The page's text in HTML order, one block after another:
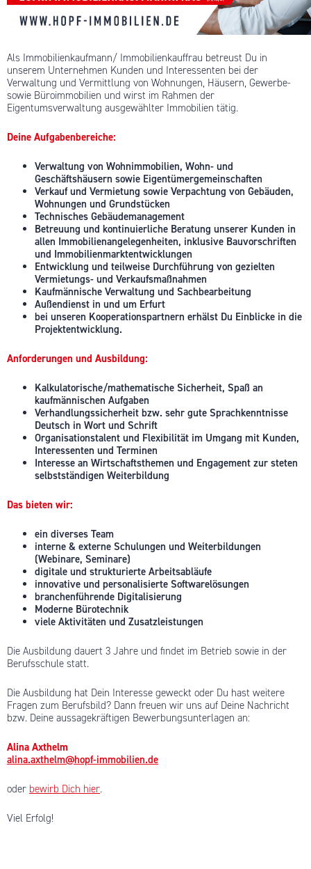
Als Immobilienkaufmann/ Immobilienkauffrau betreust Du in
unserem Unternehmen Kunden und Interessenten bei der
Verwaltung und Vermittlung von Wohnungen, Häusern, Gewerbe-
sowie Büroimmobilien und wirst im Rahmen der
Eigentumsverwaltung ausgewählter Immobilien tätig.
Deine Aufgabenbereiche:
Verwaltung von Wohnimmobilien, Wohn- und
Geschäftshäusern sowie Eigentümergemeinschaften
Verkauf und Vermietung sowie Verpachtung von Gebäuden,
Wohnungen und Grundstücken
Technisches Gebäudemanagement
Betreuung und kontinuierliche Beratung unserer Kunden in
allen Immobilienangelegenheiten, inklusive Bauvorschriften
und Immobilienmarktentwicklungen
Entwicklung und teilweise Durchführung von gezielten
Vermietungs- und Verkaufsmaßnahmen
Kaufmännische Verwaltung und Sachbearbeitung
Außendienst in und um Erfurt
bei unseren Kooperationspartnern erhälst Du Einblicke in die
Projektentwicklung.
Anforderungen und Ausbildung:
Kalkulatorische/mathematische Sicherheit, Spaß an
kaufmännischen Aufgaben
Verhandlungssicherheit bzw. sehr gute Sprachkenntnisse
Deutsch in Wort und Schrift
Organisationstalent und Flexibilität im Umgang mit Kunden,
Interessenten und Terminen
Interesse an Wirtschaftsthemen und Engagement zur steten
selbstständigen Weiterbildung
Das bieten wir:
ein diverses Team
interne & externe Schulungen und Weiterbildungen
(Webinare, Seminare)
digitale und strukturierte Arbeitsabläufe
innovative und personalisierte Softwarelösungen
branchenführende Digitalisierung
Moderne Bürotechnik
viele Aktivitäten und Zusatzleistungen
Die Ausbildung dauert 3 Jahre und findet im Betrieb sowie in der
Berufsschule statt.
Die Ausbildung hat Dein Interesse geweckt oder Du hast weitere
Fragen zum Berufsbild? Dann freuen wir uns auf Deine Nachricht
bzw. Deine aussagekräftigen Bewerbungsunterlagen an:
Alina Axthelm
alina.axthelm@hopf-immobilien.de
oder bewirb Dich hier.
Viel Erfolg!